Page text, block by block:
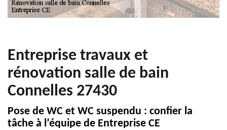
Entreprise travaux et
rénovation salle de bain
Connelles 27430
Pose de WC et WC suspendu : confier la
tâche à l’équipe de Entreprise CE